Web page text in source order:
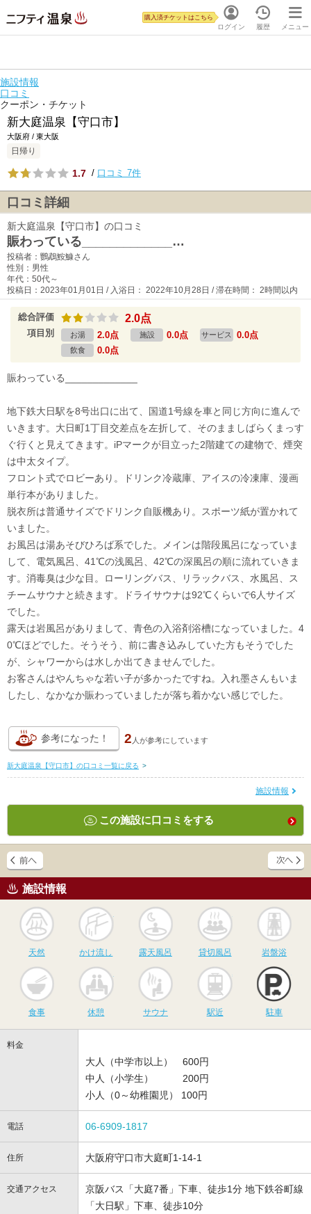
ログイン
購入済チケットはこちら
履歴 メニュー
施設情報
口コミ
クーポン・チケット
新大庭温泉【守口市】
大阪府 / 東大阪
日帰り
1.7 / 口コミ 7件
口コミ詳細
新大庭温泉【守口市】の口コミ
賑わっている_____________…
投稿者：鸚鵡鮟鱇さん
性別：男性
年代：50代～
投稿日：2023年01月01日 / 入浴日： 2022年10月28日 / 滞在時間： 2時間以内
総合評価 2.0点
項目別 お湯 2.0点 施設 0.0点 サービス 0.0点
飲食 0.0点
賑わっている_____________
地下鉄大日駅を8号出口に出て、国道1号線を車と同じ方向に進んで
いきます。大日町1丁目交差点を左折して、そのまましばらくまっす
ぐ行くと見えてきます。iPマークが目立った2階建ての建物で、煙突
は中太タイプ。
フロント式でロビーあり。ドリンク冷蔵庫、アイスの冷凍庫、漫画
単行本がありました。
脱衣所は普通サイズでドリンク自販機あり。スポーツ紙が置かれて
いました。
お風呂は湯あそびひろば系でした。メインは階段風呂になっていま
して、電気風呂、41℃の浅風呂、42℃の深風呂の順に流れていきま
す。消毒臭は少な目。ローリングバス、リラックバス、水風呂、ス
チームサウナと続きます。ドライサウナは92℃くらいで6人サイズ
でした。
露天は岩風呂がありまして、青色の入浴剤浴槽になっていました。4
0℃ほどでした。そうそう、前に書き込みしていた方もそうでした
が、シャワーからは水しか出てきませんでした。
お客さんはやんちゃな若い子が多かったですね。入れ墨さんもいま
したし、なかなか賑わっていましたが落ち着かない感じでした。
参考になった！ 2 人が参考にしています
新大庭温泉【守口市】の口コミ一覧に戻る >
施設情報
この施設に口コミをする
施設情報
天然
かけ流し
かけ流し
露天風呂
露天風呂
貸切風呂
貸切風呂 岩盤浴
食事 休憩
サウナ
サウナ 駅近 駐車
料金
大人（中学市以上） 600円
中人（小学生） 200円
小人（0～幼稚園児） 100円
電話 06-6909-1817
住所 大阪府守口市大庭町1-14-1
交通アクセス
京阪バス「大庭7番」下車、徒歩1分 地下鉄谷町線
「大日駅」下車、徒歩10分